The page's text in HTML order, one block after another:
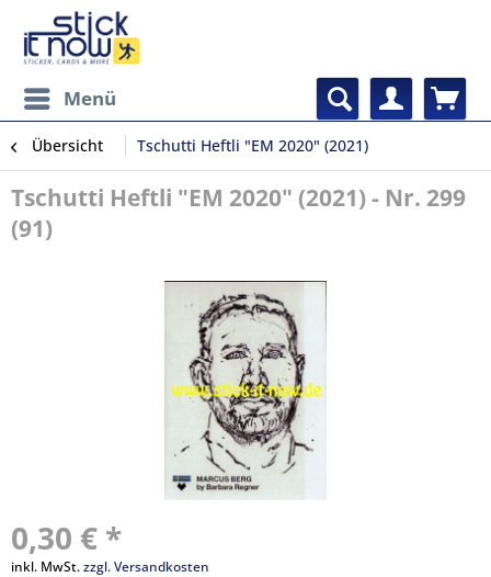
Menü
Übersicht Tschutti Heftli "EM 2020" (2021)
Tschutti Heftli "EM 2020" (2021) - Nr. 299
(91)
0,30 € *
inkl. MwSt.zzgl. Versandkosten